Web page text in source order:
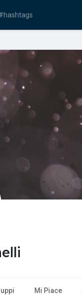
Mi Piace